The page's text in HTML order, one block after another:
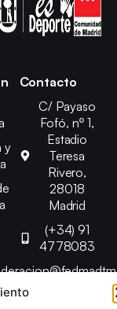
y
Contacto
C/ Payaso
Fofó, nº 1,
Estadio
Teresa
Rivero,
28018
Madrid
(+34) 91
4778083